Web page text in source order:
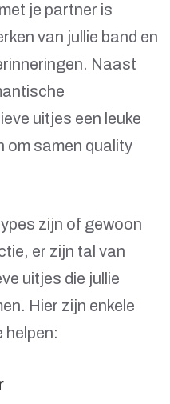
je partner is
van jullie band en
Naast
uitjes een leuke
om samen quality
zijn of gewoon
er zijn tal van
uitjes die jullie
Hier zijn enkele
helpen: